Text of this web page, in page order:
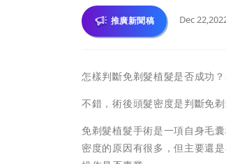
推廣新聞稿 Dec
怎樣判斷免剃髮植髮是否成功
不錯，術後頭髮密度是判斷免
免剃髮植髮手術是一項自身毛
密度的原因有很多，但主要還